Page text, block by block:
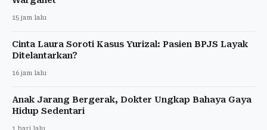
15 jam lalu
Cinta Laura Soroti Kasus Yurizal: Pasien BPJS Layak
Ditelantarkan?
16 jam lalu
Anak Jarang Bergerak, Dokter Ungkap Bahaya Gaya
Hidup Sedentari
1 hari lalu